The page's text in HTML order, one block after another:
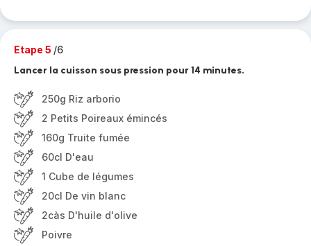
Etape 5 /6
Lancer la cuisson sous pression pour 14 minutes.
250g Riz arborio
2 Petits Poireaux émincés
160g Truite fumée
60cl D'eau
1 Cube de légumes
20cl De vin blanc
2càs D'huile d'olive
Poivre